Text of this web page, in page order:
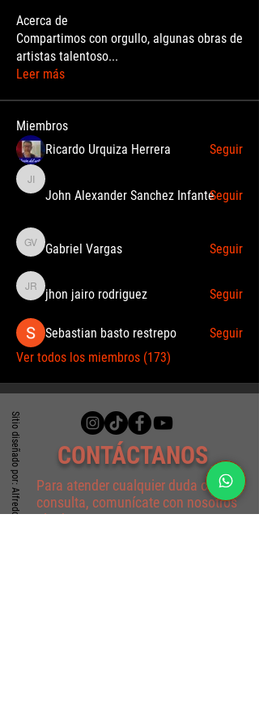
Acerca de
Compartimos con orgullo, algunas obras de
artistas talentoso...
Leer más
Miembros
Ricardo Urquiza Herrera
Seguir
John Alexander Sanchez Infante
John Alexander Sanchez InfanteSeguir
Gabriel Vargas
Gabriel Vargas Seguir
jhon jairo rodriguez
jhon jairo rodriguez Seguir
Sebastian basto restrepo
Seguir
Ver todos los miembros (173)
Sitio diseñado por: Alfredo A. Santoyo CONTÁCTANOS
Para atender cualquier duda o
consulta, comunícate con nosotros
al WhatsApp: